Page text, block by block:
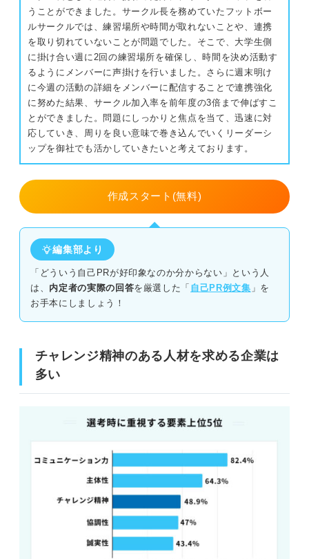
営業職（新しいことにチャレンジする）
営業職（苦手や困難にチャレンジする）
事務職（新しいことにチャレンジする）
事務職（苦手や困難にチャレンジする）
研究職（新しいことにチャレンジする）
研究職（苦手や困難にチャレンジする）
企業の目線を踏まえたチャレンジ精神のアピールで
うことができました。サークル長を務めていたフットボー
ルサークルでは、練習場所や時間が取れないことや、連携
を取り切れていないことが問題でした。そこで、大学生側
に掛け合い週に2回の練習場所を確保し、時間を決め活動す
るようにメンバーに声掛けを行いました。さらに週末明け
に今週の活動の詳細をメンバーに配信することで連携強化
に努めた結果、サークル加入率を前年度の3倍まで伸ばすこ
とができました。問題にしっかりと焦点を当て、迅速に対
応していき、周りを良い意味で巻き込んでいくリーダーシ
ップを御社でも活かしていきたいと考えております。
作成スタート(無料)
編集部より
「どういう自己PRが好印象なのか分からない」という人
は、 内定者の実際の回答を厳選した「 自己PR例文集 」を
お手本にしましょう！
チャレンジ精神のある人材を求める企業は
多い
サークル活動（新しいことにチャレンジする）
サークル活動（苦手や困難にチャレンジする）
留学（新しいことにチャレンジする）
留学（苦手や困難にチャレンジする）
インターン（新しいことにチャレンジする）
インターン（苦手や困難にチャレンジする）
ゼミ（新しいことにチャレンジする）
ゼミ（苦手や困難にチャレンジする）
アルバイト（新しいことにチャレンジする）
アルバイト（苦手や困難にチャレンジする）
ボランティア（新しいことにチャレンジする）
営業職（新しいことにチャレンジする）
営業職（苦手や困難にチャレンジする）
事務職（新しいことにチャレンジする）